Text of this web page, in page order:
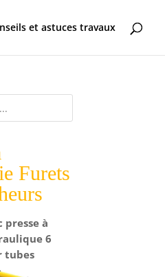
et astuces travaux
Furets
presse à
6
tubes